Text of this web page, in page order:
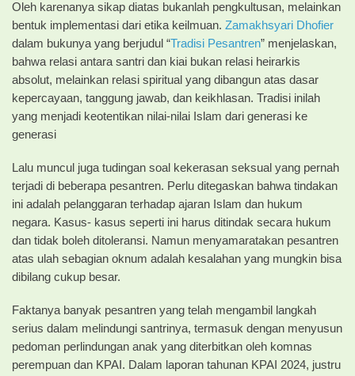
Oleh karenanya sikap diatas bukanlah pengkultusan, melainkan
bentuk implementasi dari etika keilmuan. Zamakhsyari Dhofier
dalam bukunya yang berjudul “Tradisi Pesantren” menjelaskan,
bahwa relasi antara santri dan kiai bukan relasi heirarkis
absolut, melainkan relasi spiritual yang dibangun atas dasar
kepercayaan, tanggung jawab, dan keikhlasan. Tradisi inilah
yang menjadi keotentikan nilai-nilai Islam dari generasi ke
generasi
​Lalu muncul juga tudingan soal kekerasan seksual yang pernah
terjadi di beberapa pesantren. Perlu ditegaskan bahwa tindakan
ini adalah pelanggaran terhadap ajaran Islam dan hukum
negara. Kasus- kasus seperti ini harus ditindak secara hukum
dan tidak boleh ditoleransi. Namun menyamaratakan pesantren
atas ulah sebagian oknum adalah kesalahan yang mungkin bisa
dibilang cukup besar.
Faktanya banyak pesantren yang telah mengambil langkah
serius dalam melindungi santrinya, termasuk dengan menyusun
pedoman perlindungan anak yang diterbitkan oleh komnas
perempuan dan KPAI. Dalam laporan tahunan KPAI 2024, justru